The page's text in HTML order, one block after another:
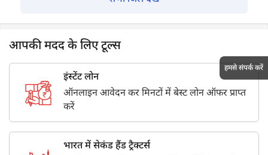
आपकी मदद के लिए टूल्स
इंस्टेंट लोन
ऑनलाइन आवेदन कर मिनटों में बेस्ट लोन ऑफर प्राप्त
करें
भारत में सेकंड हैंड ट्रैक्टर्स
हमसे संपर्क करें